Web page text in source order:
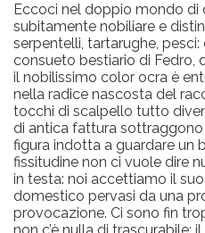
Eccoci nel doppio mondo di
subitamente nobiliare e
serpentelli, tartarughe,
consueto bestiario di Fedro,
il nobilissimo color ocra è
nella radice nascosta del
tocchi di scalpello tutto
di antica fattura
figura indotta a guardare un
fissitudine non ci vuole dire
in testa: noi accettiamo il
domestico pervasi da una
provocazione. Ci sono fin